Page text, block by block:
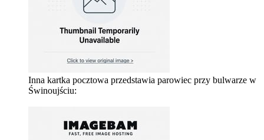
Inna kartka pocztowa przedstawia parowiec przy bulwarze w
Świnoujściu: